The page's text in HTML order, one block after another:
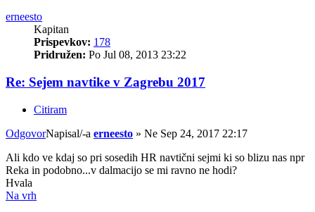
erneesto
Kapitan
Prispevkov: 178
Pridružen: Po Jul 08, 2013 23:22
Re: Sejem navtike v Zagrebu 2017
Citiram
OdgovorNapisal/-a erneesto » Ne Sep 24, 2017 22:17
Ali kdo ve kdaj so pri sosedih HR navtični sejmi ki so blizu nas npr
Reka in podobno...v dalmacijo se mi ravno ne hodi?
Hvala
Na vrh